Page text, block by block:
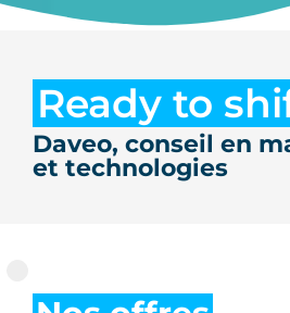
Ready to shift
et technologies
l’innovation, fédérer autour